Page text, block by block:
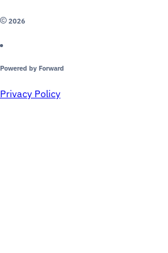
2026
Powered by Forward
Privacy Policy